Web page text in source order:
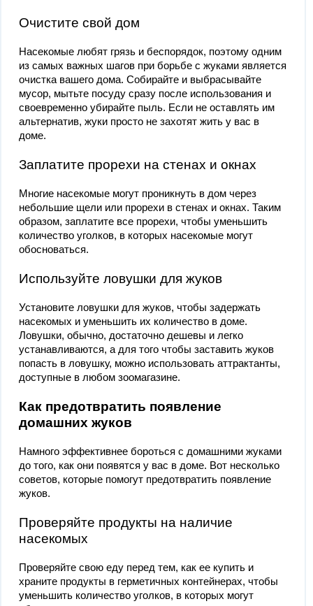
Очистите свой дом
Насекомые любят грязь и беспорядок, поэтому одним
из самых важных шагов при борьбе с жуками является
очистка вашего дома. Собирайте и выбрасывайте
мусор, мытьте посуду сразу после использования и
своевременно убирайте пыль. Если не оставлять им
альтернатив, жуки просто не захотят жить у вас в
доме.
Заплатите прорехи на стенах и окнах
Многие насекомые могут проникнуть в дом через
небольшие щели или прорехи в стенах и окнах. Таким
образом, заплатите все прорехи, чтобы уменьшить
количество уголков, в которых насекомые могут
обосноваться.
Используйте ловушки для жуков
Установите ловушки для жуков, чтобы задержать
насекомых и уменьшить их количество в доме.
Ловушки, обычно, достаточно дешевы и легко
устанавливаются, а для того чтобы заставить жуков
попасть в ловушку, можно использовать аттрактанты,
доступные в любом зоомагазине.
Как предотвратить появление
домашних жуков
Намного эффективнее бороться с домашними жуками
до того, как они появятся у вас в доме. Вот несколько
советов, которые помогут предотвратить появление
жуков.
Проверяйте продукты на наличие
насекомых
Проверяйте свою еду перед тем, как ее купить и
храните продукты в герметичных контейнерах, чтобы
уменьшить количество уголков, в которых могут